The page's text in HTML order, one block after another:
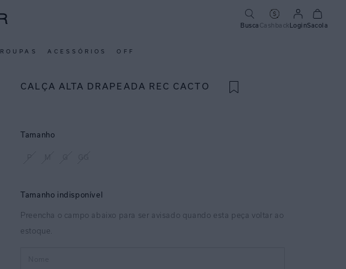
Busca CashbackLoginSacola
ROUPAS ACESSÓRIOS OFF
CALÇA ALTA DRAPEADA REC CACTO
Tamanho